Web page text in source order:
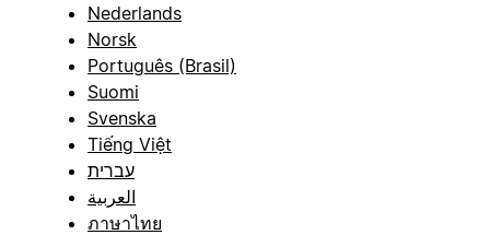
Nederlands
Norsk
Português (Brasil)
Suomi
Svenska
Tiếng Việt
עברית
العربية
ภาษาไทย